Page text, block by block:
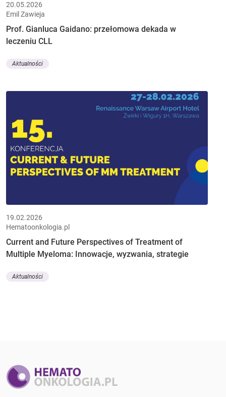
20.05.2026
Emil Zawieja
Prof. Gianluca Gaidano: przełomowa dekada w
leczeniu CLL
Aktualności
19.02.2026
Hematoonkologia.pl
Current and Future Perspectives of Treatment of
Multiple Myeloma: Innowacje, wyzwania, strategie
Aktualności